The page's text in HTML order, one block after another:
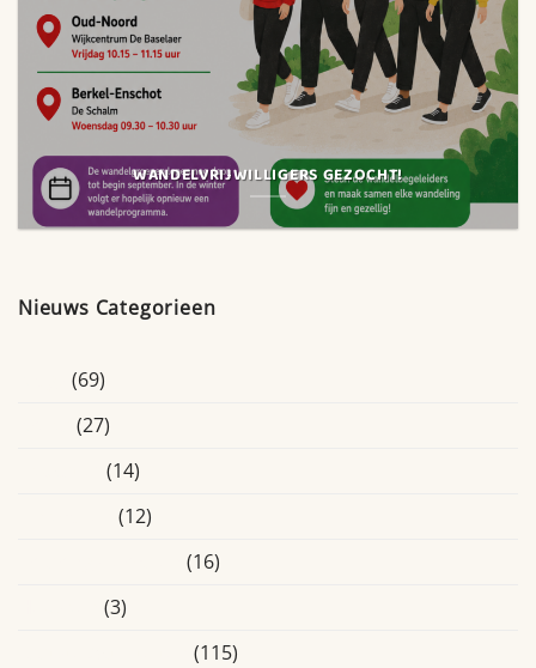
WANDELVRIJWILLIGERS GEZOCHT!
Nieuws Categorieen
(69)
(27)
(14)
(12)
(16)
(3)
(115)